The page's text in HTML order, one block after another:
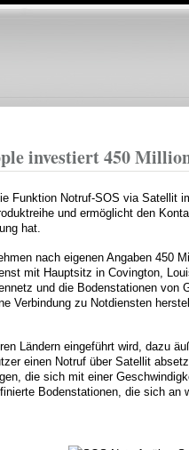
Direkt
investiert 450
Funktion Notruf-SOS via Satellit
und ermöglicht den
hat.
nach eigenen Angaben 450
mit Hauptsitz in Covington,
und die Bodenstationen
Verbindung zu Notdiensten
Ländern eingeführt wird, dazu
einen Notruf über Satellit
die sich mit einer
Bodenstationen, die sich